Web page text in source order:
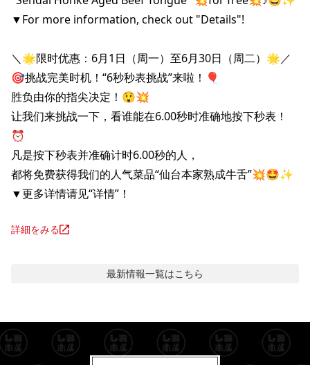
▼For more information, check out "Details"!
＼🌟限时优惠：6月1日（周一）至6月30日（周二）🌟／
🎯挑战完美时机！“6秒秒表挑战”来啦！🎈
胜负由你的指尖决定！😲💥
让我们来挑战一下，看谁能在6.00秒时准确地按下秒表！
⏰️
凡是按下秒表并准确计时6.00秒的人，
都将免费获得我们的人气菜品“仙台本家熟成牛舌”💥🤩✨
▼更多详情请见“详情”！
詳細をみる
最新情報一覧はこちら